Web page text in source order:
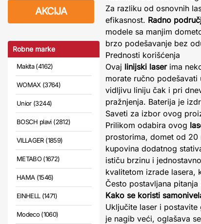
AKCIJA
Robne marke
Makita (4162)
WOMAX (3764)
Unior (3244)
BOSCH plavi (2812)
VILLAGER (1859)
METABO (1672)
HAMA (1546)
EINHELL (1471)
Modeco (1060)
Za razliku od osnovnih
efikasnost. Radno
modele sa manjim
brzo podešavanje bez
Prednosti korišćenja
Ovaj linijski laserima
morate ručno podešavati
vidljivu liniju čak i pri
pražnjenja. Baterija je
Saveti za izbor ovog
Prilikom odabira ovog
prostorima, domet od 20
kupovina dodatnog
ističu brzinu i
kvalitetom izrade lasera,
Često postavljana pitanja
Kako se koristi
Uključite laser i
je nagib veći, oglašava